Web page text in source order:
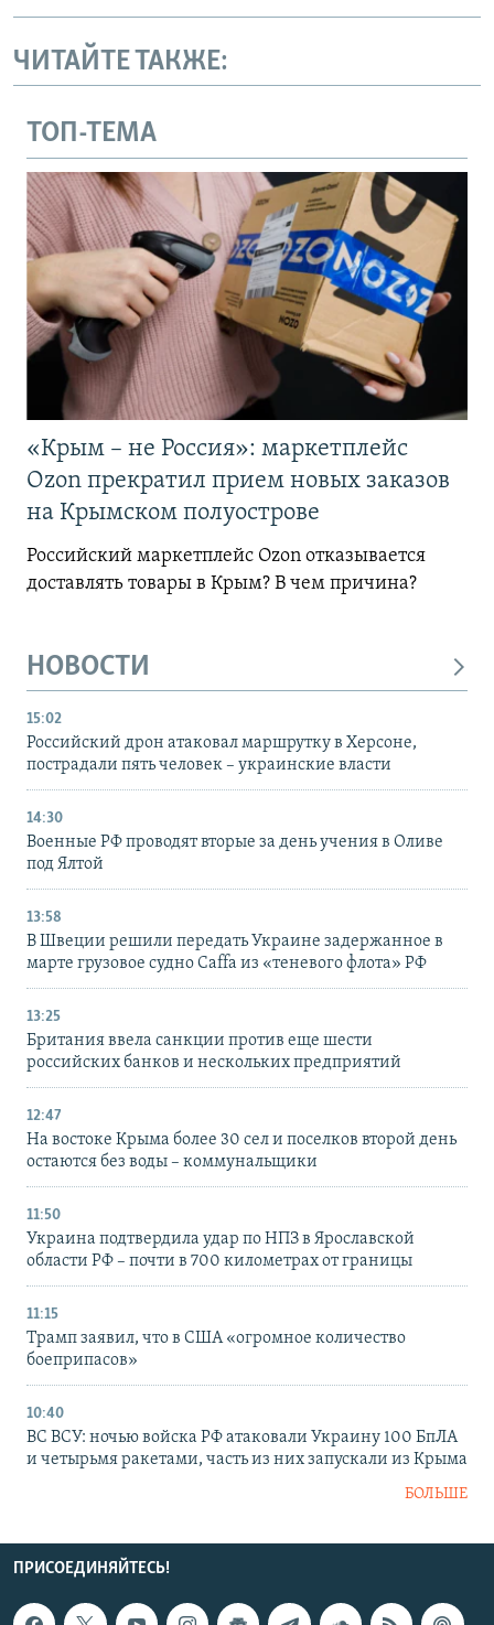
ЧИТАЙТЕ ТАКЖЕ:
ТОП-ТЕМА
«Крым – не Россия»: маркетплейс
Ozon прекратил прием новых заказов
на Крымском полуострове
Российский маркетплейс Ozon отказывается
доставлять товары в Крым? В чем причина?
НОВОСТИ
15:02
Российский дрон атаковал маршрутку в Херсоне,
пострадали пять человек – украинские власти
14:30
Военные РФ проводят вторые за день учения в Оливе
под Ялтой
13:58
В Швеции решили передать Украине задержанное в
марте грузовое судно Caffa из «теневого флота» РФ
13:25
Британия ввела санкции против еще шести
российских банков и нескольких предприятий
12:47
На востоке Крыма более 30 сел и поселков второй день
остаются без воды – коммунальщики
11:50
Украина подтвердила удар по НПЗ в Ярославской
области РФ – почти в 700 километрах от границы
11:15
Трамп заявил, что в США «огромное количество
боеприпасов»
10:40
ВС ВСУ: ночью войска РФ атаковали Украину 100 БпЛА
и четырьмя ракетами, часть из них запускали из Крыма
БОЛЬШЕ
ПРИСОЕДИНЯЙТЕСЬ!